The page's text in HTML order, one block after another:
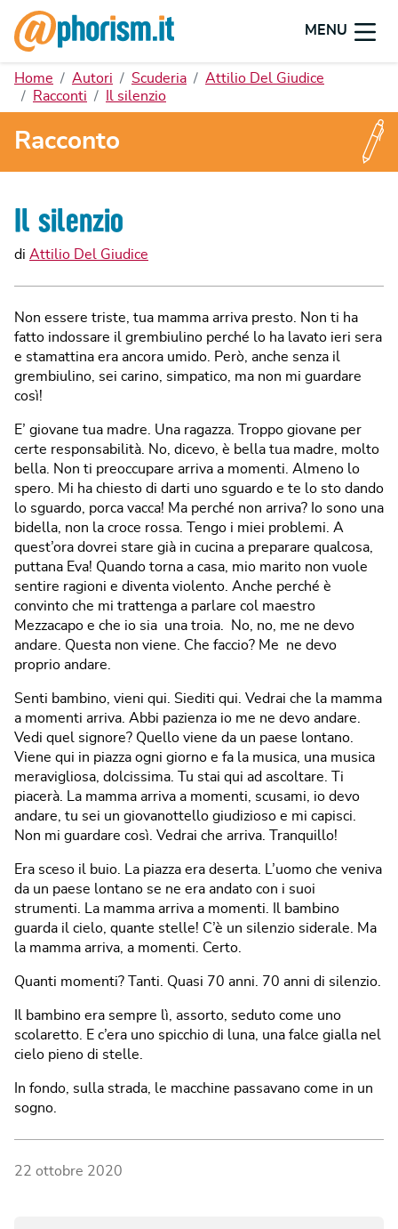
MENU
Home Autori Scuderia
Attilio Del Giudice
Racconti
Il silenzio
Racconto
Il silenzio
di Attilio Del Giudice
Non essere triste, tua mamma arriva presto. Non ti ha
fatto indossare il grembiulino perché lo ha lavato ieri sera
e stamattina era ancora umido. Però, anche senza il
grembiulino, sei carino, simpatico, ma non mi guardare
così!
E’ giovane tua madre. Una ragazza. Troppo giovane per
certe responsabilità. No, dicevo, è bella tua madre, molto
bella. Non ti preoccupare arriva a momenti. Almeno lo
spero. Mi ha chiesto di darti uno sguardo e te lo sto dando
lo sguardo, porca vacca! Ma perché non arriva? Io sono una
bidella, non la croce rossa. Tengo i miei problemi. A
quest’ora dovrei stare già in cucina a preparare qualcosa,
puttana Eva! Quando torna a casa, mio marito non vuole
sentire ragioni e diventa violento. Anche perché è
convinto che mi trattenga a parlare col maestro
Mezzacapo e che io sia una troia. No, no, me ne devo
andare. Questa non viene. Che faccio? Me ne devo
proprio andare.
Senti bambino, vieni qui. Siediti qui. Vedrai che la mamma
a momenti arriva. Abbi pazienza io me ne devo andare.
Vedi quel signore? Quello viene da un paese lontano.
Viene qui in piazza ogni giorno e fa la musica, una musica
meravigliosa, dolcissima. Tu stai qui ad ascoltare. Ti
piacerà. La mamma arriva a momenti, scusami, io devo
andare, tu sei un giovanottello giudizioso e mi capisci.
Non mi guardare così. Vedrai che arriva. Tranquillo!
Era sceso il buio. La piazza era deserta. L’uomo che veniva
da un paese lontano se ne era andato con i suoi
strumenti. La mamma arriva a momenti. Il bambino
guarda il cielo, quante stelle! C’è un silenzio siderale. Ma
la mamma arriva, a momenti. Certo.
Quanti momenti? Tanti. Quasi 70 anni. 70 anni di silenzio.
Il bambino era sempre lì, assorto, seduto come uno
scolaretto. E c’era uno spicchio di luna, una falce gialla nel
cielo pieno di stelle.
In fondo, sulla strada, le macchine passavano come in un
sogno.
22 ottobre 2020